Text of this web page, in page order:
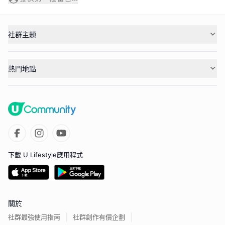
社群主題
熱門地點
下載 U Lifestyle應用程式
關於
社群最強使用指南 社群創作有價企劃